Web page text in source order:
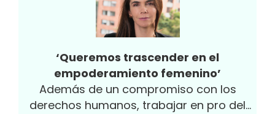
‘Queremos trascender en el
empoderamiento femenino’
Además de un compromiso con los
derechos humanos, trabajar en pro del